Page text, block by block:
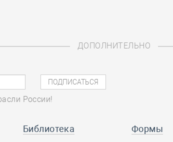
ДОПОЛНИТЕЛЬНО
России!
Библиотека Формы